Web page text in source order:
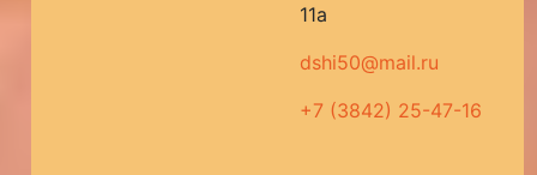
11а
dshi50@mail.ru
+7 (3842) 25-47-16